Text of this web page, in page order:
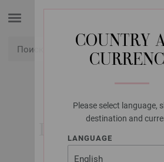
COUNTRY
Please select language,
destination and
LANGUAGE
LANA GROSSA
ШАПКА ALTA